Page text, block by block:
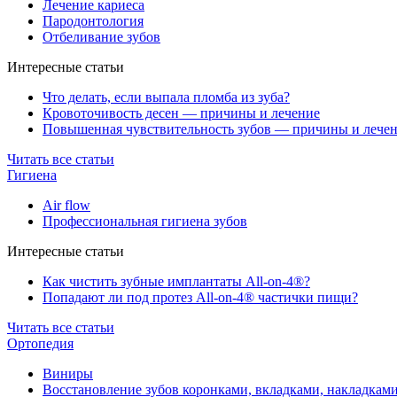
Лечение кариеса
Пародонтология
Отбеливание зубов
Интересные статьи
Что делать, если выпала пломба из зуба?
Кровоточивость десен — причины и лечение
Повышенная чувствительность зубов — причины и
Читать все статьи
Гигиена
Air flow
Профессиональная гигиена зубов
Интересные статьи
Как чистить зубные имплантаты All-on-4®?
Попадают ли под протез All-on-4® частички пищи?
Читать все статьи
Ортопедия
Виниры
Восстановление зубов коронками, вкладками, накладками